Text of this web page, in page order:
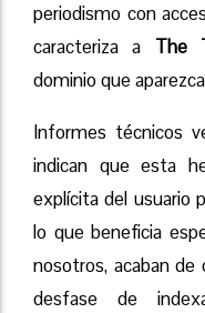
periodismo con
caracteriza a The
dominio que
Informes técnicos
indican que esta
explícita del usuario
lo que beneficia
nosotros, acaban de
desfase de